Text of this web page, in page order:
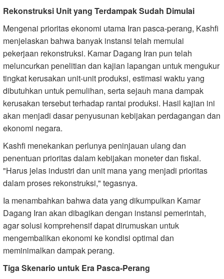
Rekonstruksi Unit yang Terdampak Sudah Dimulai
Mengenai prioritas ekonomi utama Iran pasca-perang, Kashfi
menjelaskan bahwa banyak instansi telah memulai
pekerjaan rekonstruksi. Kamar Dagang Iran pun telah
meluncurkan penelitian dan kajian lapangan untuk mengukur
tingkat kerusakan unit-unit produksi, estimasi waktu yang
dibutuhkan untuk pemulihan, serta sejauh mana dampak
kerusakan tersebut terhadap rantai produksi. Hasil kajian ini
akan menjadi dasar penyusunan kebijakan perdagangan dan
ekonomi negara.
Kashfi menekankan perlunya peninjauan ulang dan
penentuan prioritas dalam kebijakan moneter dan fiskal.
"Harus jelas industri dan unit mana yang menjadi prioritas
dalam proses rekonstruksi," tegasnya.
Ia menambahkan bahwa data yang dikumpulkan Kamar
Dagang Iran akan dibagikan dengan instansi pemerintah,
agar solusi komprehensif dapat dirumuskan untuk
mengembalikan ekonomi ke kondisi optimal dan
meminimalkan dampak perang.
Tiga Skenario untuk Era Pasca-Perang